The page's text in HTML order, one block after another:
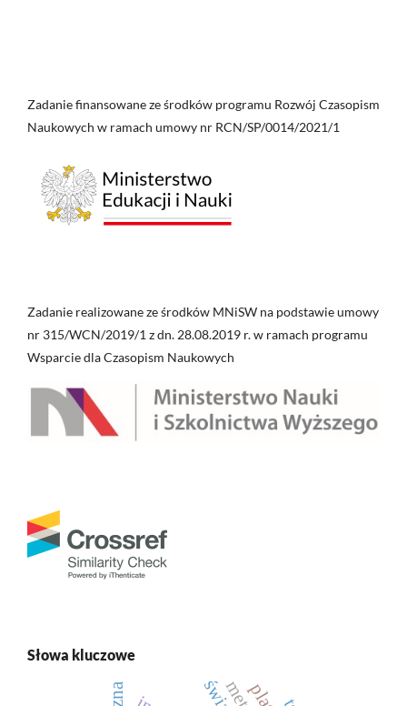
Zadanie finansowane ze środków programu Rozwój Czasopism
Naukowych w ramach umowy nr RCN/SP/0014/2021/1
Zadanie realizowane ze środków MNiSW na podstawie umowy
nr 315/WCN/2019/1 z dn. 28.08.2019 r. w ramach programu
Wsparcie dla Czasopism Naukowych
Słowa kluczowe